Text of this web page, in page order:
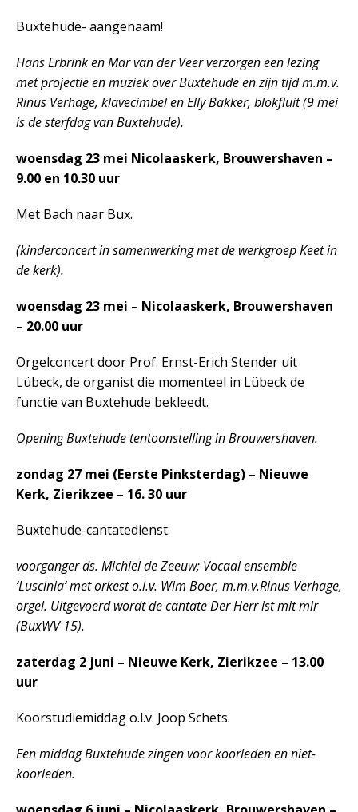
Buxtehude- aangenaam!
Hans Erbrink en Mar van der Veer verzorgen een lezing
met projectie en muziek over Buxtehude en zijn tijd m.m.v.
Rinus Verhage, klavecimbel en Elly Bakker, blokfluit (9 mei
is de sterfdag van Buxtehude).
woensdag 23 mei Nicolaaskerk, Brouwershaven –
9.00 en 10.30 uur
Met Bach naar Bux.
(kinderconcert in samenwerking met de werkgroep Keet in
de kerk).
woensdag 23 mei – Nicolaaskerk, Brouwershaven
– 20.00 uur
Orgelconcert door Prof. Ernst-Erich Stender uit
Lübeck, de organist die momenteel in Lübeck de
functie van Buxtehude bekleedt.
Opening Buxtehude tentoonstelling in Brouwershaven.
zondag 27 mei (Eerste Pinksterdag) – Nieuwe
Kerk, Zierikzee – 16. 30 uur
Buxtehude-cantatedienst.
voorganger ds. Michiel de Zeeuw; Vocaal ensemble
‘Luscinia’ met orkest o.l.v. Wim Boer, m.m.v.Rinus Verhage,
orgel. Uitgevoerd wordt de cantate Der Herr ist mit mir
(BuxWV 15).
zaterdag 2 juni – Nieuwe Kerk, Zierikzee – 13.00
uur
Koorstudiemiddag o.l.v. Joop Schets.
Een middag Buxtehude zingen voor koorleden en niet-
koorleden.